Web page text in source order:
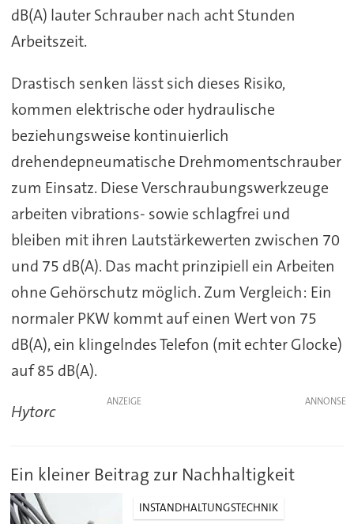
dB(A) lauter Schrauber nach acht Stunden
Arbeitszeit.
Drastisch senken lässt sich dieses Risiko,
kommen elektrische oder hydraulische
beziehungsweise kontinuierlich
drehendepneumatische Drehmomentschrauber
zum Einsatz. Diese Verschraubungswerkzeuge
arbeiten vibrations- sowie schlagfrei und
bleiben mit ihren Lautstärkewerten zwischen 70
und 75 dB(A). Das macht prinzipiell ein Arbeiten
ohne Gehörschutz möglich. Zum Vergleich: Ein
normaler PKW kommt auf einen Wert von 75
dB(A), ein klingelndes Telefon (mit echter Glocke)
auf 85 dB(A).
ANZEIGE
Hytorc
Ein kleiner Beitrag zur Nachhaltigkeit
INSTANDHALTUNGSTECHNIK